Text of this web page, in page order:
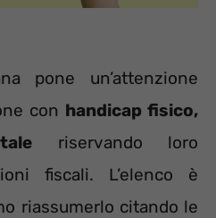
pone un’attenzione
con handicap fisico,
riservando loro
fiscali. L’elenco è
riassumerlo citando le